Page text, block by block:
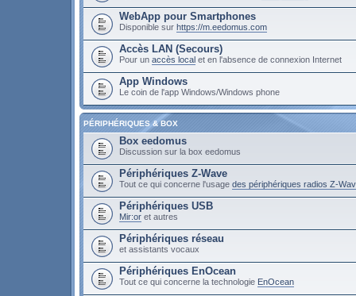
WebApp pour Smartphones
Disponible sur https://m.eedomus.com
Accès LAN (Secours)
Pour un accès local et en l'absence de connexion Internet
App Windows
Le coin de l'app Windows/Windows phone
PÉRIPHÉRIQUES & BOX
Box eedomus
Discussion sur la box eedomus
Périphériques Z-Wave
Tout ce qui concerne l'usage des périphériques radios Z-
Périphériques USB
Mir:or et autres
Périphériques réseau
et assistants vocaux
Périphériques EnOcean
Tout ce qui concerne la technologie EnOcean